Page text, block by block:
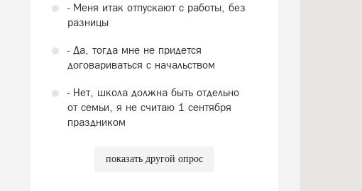
- Меня итак отпускают с работы, без
разницы
- Да, тогда мне не придется
договариваться с начальством
- Нет, школа должна быть отдельно
от семьи, я не считаю 1 сентября
праздником
показать другой опрос